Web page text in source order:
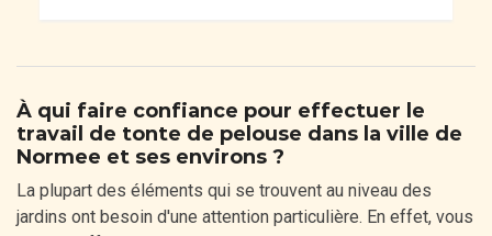
À qui faire confiance pour effectuer le
travail de tonte de pelouse dans la ville de
Normee et ses environs ?
La plupart des éléments qui se trouvent au niveau des
jardins ont besoin d'une attention particulière. En effet, vous